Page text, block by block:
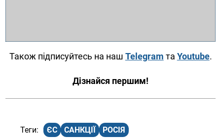
Також підписуйтесь на наш Telegram та Youtube.
Дізнайся першим!
ЄС САНКЦІЇ РОСІЯ